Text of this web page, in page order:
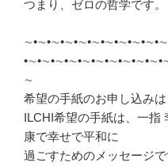
つまり、ゼロの哲学です。
∼
希望の手紙のお申し込みは
ILCHI希望の手紙は、一指
康で幸せで平和に
過ごすためのメッセージで